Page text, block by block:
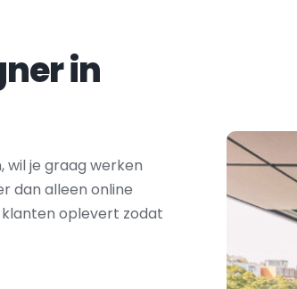
je graag werken
dan alleen online
oplevert zodat